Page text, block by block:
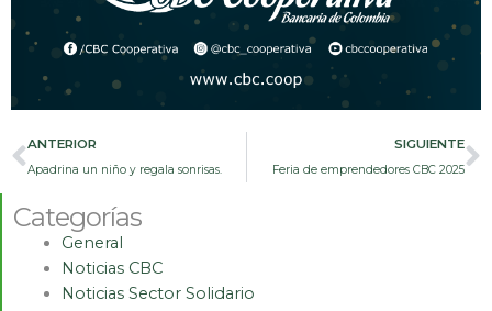
Prev
ANTERIOR
Apadrina un niño y regala sonrisas.
SIGUIENTE
Feria de emprendedores CBC 2025
Categorías
General
Noticias CBC
Noticias Sector Solidario